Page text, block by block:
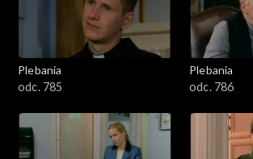
Plebania
odc. 785
Plebania
odc. 786